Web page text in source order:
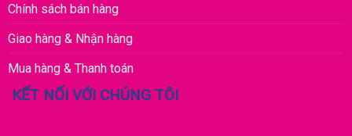
Chính sách bán hàng
Giao hàng & Nhận hàng
Mua hàng & Thanh toán
KẾT NỐI VỚI CHÚNG TÔI